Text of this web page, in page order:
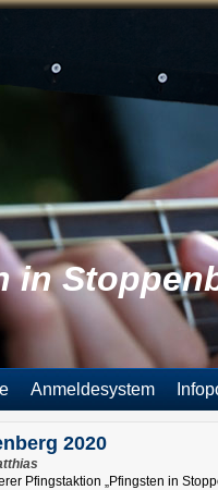
in
Anmeldesystem
2020
Pfingstaktion „Pfingsten in